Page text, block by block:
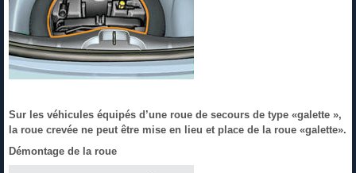
Sur les véhicules équipés d’une roue de secours de type «galette »,
la roue crevée ne peut être mise en lieu et place de la roue «galette».
Démontage de la roue